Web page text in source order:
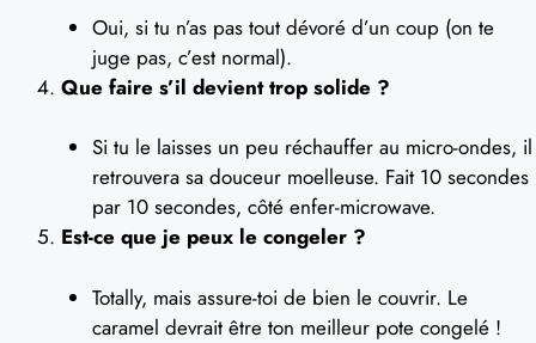
Oui, si tu n’as pas tout dévoré d’un coup (on te
juge pas, c’est normal).
Que faire s’il devient trop solide ?
Si tu le laisses un peu réchauffer au micro-ondes, il
retrouvera sa douceur moelleuse. Fait 10 secondes
par 10 secondes, côté enfer-microwave.
Est-ce que je peux le congeler ?
Totally, mais assure-toi de bien le couvrir. Le
caramel devrait être ton meilleur pote congelé !